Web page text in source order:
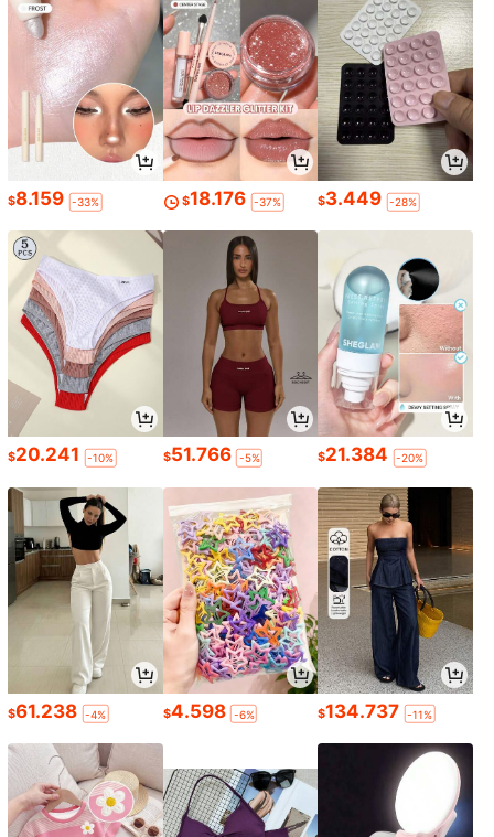
$8.159 -33% $18.176 -37% $3.449 -28%
$20.241 -10% $51.766 -5% $21.384 -20%
$61.238 -4% $4.598 -6% $134.737 -11%